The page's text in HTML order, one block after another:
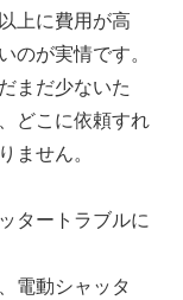
上に費用が高
のが実情です。
まだ少ないた
どこに依頼すれ
ません。
タートラブルに
電動シャッタ